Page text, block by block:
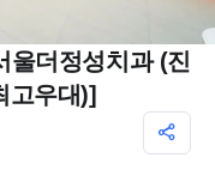
울더정성치과 (진
고우대)]